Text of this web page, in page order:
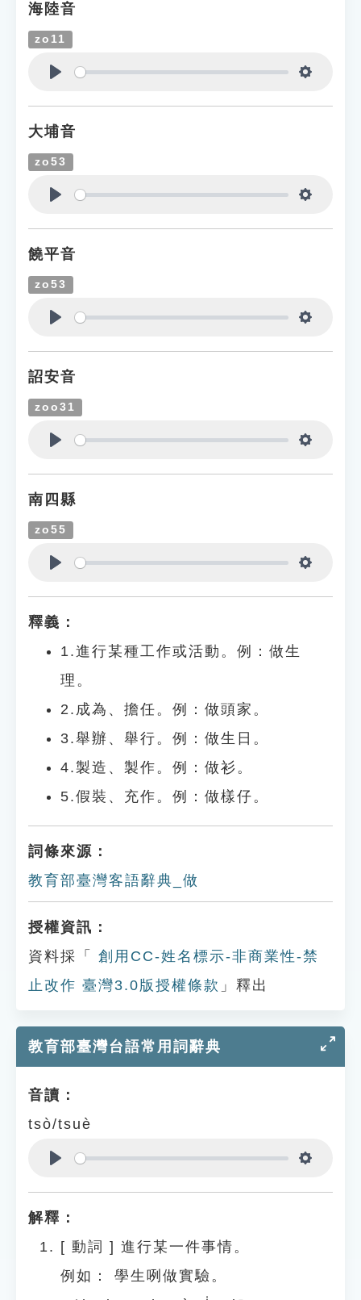
海陸音
zo11
大埔音
zo53
饒平音
zo53
詔安音
zoo31
南四縣
zo55
釋義：
1.進行某種工作或活動。例：做生
理。
2.成為、擔任。例：做頭家。
3.舉辦、舉行。例：做生日。
4.製造、製作。例：做衫。
5.假裝、充作。例：做樣仔。
詞條來源：
教育部臺灣客語辭典_做
授權資訊：
資料採「
創用CC-姓名標示-非商業性-禁
止改作 臺灣3.0版授權條款 」釋出
教育部臺灣台語常用詞辭典
音讀：
tsò/tsuè
解釋：
[ 動詞 ] 進行某一件事情。
例如：
學生咧做實驗。